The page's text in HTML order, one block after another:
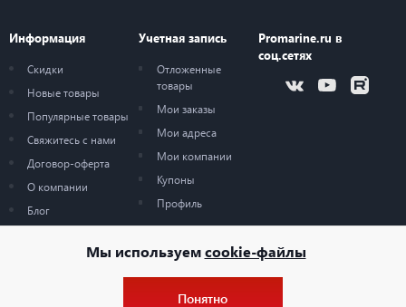
Мы используемcookie-файлы
Понятно
Информация
Скидки
Новые товары
Популярные товары
Свяжитесь с нами
Договор-оферта
О компании
Блог
Учетная запись
Отложенные
товары
Мои заказы
Мои адреса
Мои компании
Купоны
Профиль
Promarine.ru в
соц.сетях